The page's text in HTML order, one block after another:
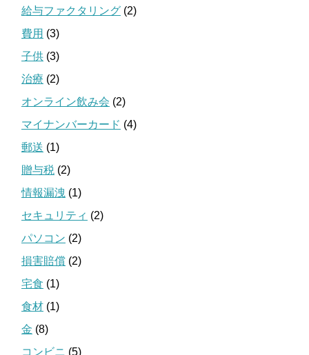
給与ファクタリング (2)
費用 (3)
子供 (3)
治療 (2)
オンライン飲み会 (2)
マイナンバーカード (4)
郵送 (1)
贈与税 (2)
情報漏洩 (1)
セキュリティ (2)
パソコン (2)
損害賠償 (2)
宅食 (1)
食材 (1)
金 (8)
コンビニ (5)